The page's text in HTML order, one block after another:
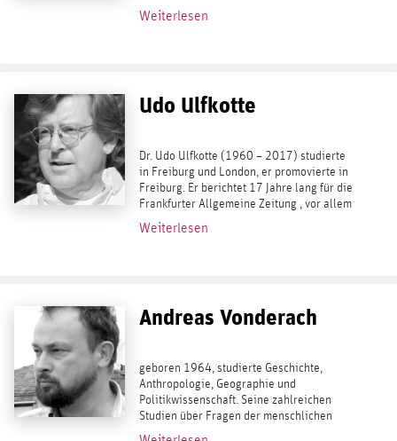
sich. Danach war er viele Jahre lang FAZ -
Feuilletonredakteur, danach ab 1986 für
Weiterlesen
Udo Ulfkotte
Dr. Udo Ulfkotte (1960 – 2017) studierte
in Freiburg und London, er promovierte in
Freiburg. Er berichtet 17 Jahre lang für die
Frankfurter Allgemeine Zeitung , vor allem
als Kriegsberichterstatter und lehrte
Sicherheitsmanagement an der...
Weiterlesen
Andreas Vonderach
geboren 1964, studierte Geschichte,
Anthropologie, Geographie und
Politikwissenschaft. Seine zahlreichen
Studien über Fragen der menschlichen
Natur finden ihren vorläufigen Höhepunkt